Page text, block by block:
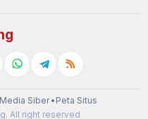
Siber• Peta Situs
All right reserved